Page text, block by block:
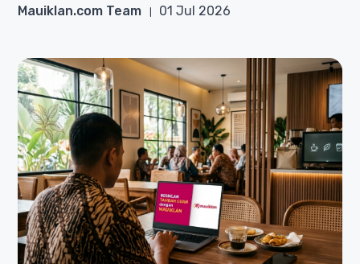
Mauiklan.com Team 01 Jul 2026